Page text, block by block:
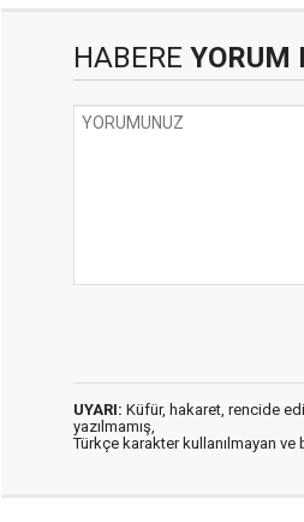
HABERE YORUM
UYARI: Küfür, hakaret, rencide
yazılmamış,
Türkçe karakter kullanılmayan ve